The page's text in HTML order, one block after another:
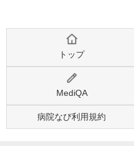
トップ
MediQA
病院なび利用規約